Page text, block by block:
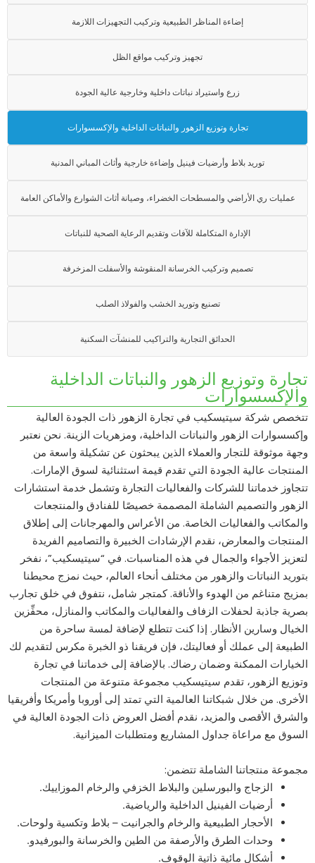
إضاءة المناظر الطبيعية وتركيب التجهيزات اللازمة
تجهيز وتركيب مواقع الظل
زرع واستيراد نباتات داخلية وخارجية عالية الجودة
تجارة وتوزيع الزهور والنباتات الداخلية والإكسسوارات
توريد بلاط وأرضيات فينيل وإضاءة خارجية وأثاث المباني المدنية
عمليات ري الأراضي والمسطحات الخضراء، وصيانة أثاث الشوارع والأماكن العامة
الإدارة المتكاملة للآفات وتقديم الرعاية الصحية للنباتات
تصميم وتركيب الخرسانة المنقوشة والأسفلت المزخرفة
تصنيع وتوريد الخشب والفولاذ الصلب
الحدائق التجارية والتراكيب للمنشآت السكنية
تجارة وتوزيع الزهور والنباتات الداخلية
والإكسسوارات
تتخصص شركة سيتيسكيب في تجارة الزهور ذات الجودة العالية
وإكسسوارات الزهور والنباتات الداخلية، ومزهريات الزينة. نحن نعتبر
وجهة موثوقة للتجار والعملاء الذين يبحثون عن تشكيلة واسعة من
المنتجات عالية الجودة التي تقدم قيمة استثنائية لسوق الإمارات.
تتجاوز خدماتنا للشركات والفعاليات التجارة وتشمل خدمة استشارات
الزهور والتصميم الشاملة المصممة خصيصًا للفنادق والمنتجعات
والمكاتب والفعاليات الخاصة. من الأعراس والمهرجانات إلى إطلاق
المنتجات والمعارض، نقدم الإرشادات الخبيرة والتصاميم الفريدة
لتعزيز الأجواء والجمال في هذه المناسبات. في “سيتيسكيب”، نفخر
بتوريد النباتات والزهور من مختلف أنحاء العالم، حيث نمزج محيطنا
بمزيج متناغم من الهدوء والأناقة. كمتجر شامل، نتفوق في خلق تجارب
بصرية جاذبة لحفلات الزفاف والفعاليات والمكاتب والمنازل، محفِّزين
الخيال وسارين الأنظار. إذا كنت تتطلع لإضافة لمسة ساحرة من
الطبيعة إلى عملك أو فعاليتك، فإن فريقنا ذو الخبرة مكرس لتقديم لك
الخيارات الممكنة وضمان رضاك. بالإضافة إلى خدماتنا في تجارة
وتوزيع الزهور، تقدم سيتيسكيب مجموعة متنوعة من المنتجات
الأخرى. من خلال شبكاتنا العالمية التي تمتد إلى أوروبا وأمريكا وأفريقيا
والشرق الأقصى والمزيد، نقدم أفضل العروض ذات الجودة العالية في
السوق مع مراعاة جداول المشاريع ومتطلبات الميزانية.
مجموعة منتجاتنا الشاملة تتضمن:
الزجاج والبورسلين والبلاط الخزفي والرخام الموزاييك.
أرضيات الفينيل الداخلية والرياضية.
الأحجار الطبيعية والرخام والجرانيت – بلاط وتكسية ولوحات.
وحدات الطرق والأرصفة من الطين والخرسانة والبورفيدو.
أشكال مائية ذاتية الوقوف.